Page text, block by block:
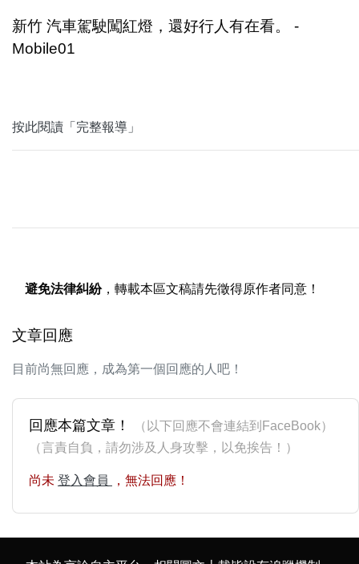
新竹 汽車駕駛闖紅燈，還好行人有在看。 -
Mobile01
按此閱讀「完整報導」
避免法律糾紛，轉載本區文稿請先徵得原作者同意！
文章回應
目前尚無回應，成為第一個回應的人吧！
回應本篇文章！
（以下回應不會連結到FaceBook）
（言責自負，請勿涉及人身攻擊，以免挨告！）
尚未 登入會員 ，無法回應！